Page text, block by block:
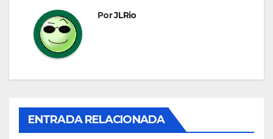
PorJLRio
ENTRADA RELACIONADA